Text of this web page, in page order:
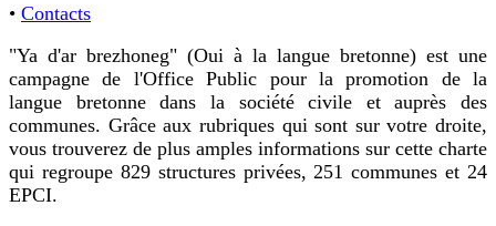
• Contacts
"Ya d'ar brezhoneg" (Oui à la langue bretonne) est une
campagne de l'Office Public pour la promotion de la
langue bretonne dans la société civile et auprès des
communes. Grâce aux rubriques qui sont sur votre droite,
vous trouverez de plus amples informations sur cette charte
qui regroupe 829 structures privées, 251 communes et 24
EPCI.